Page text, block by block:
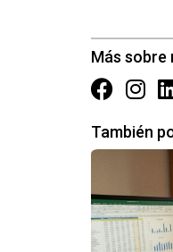
Más sobre
También